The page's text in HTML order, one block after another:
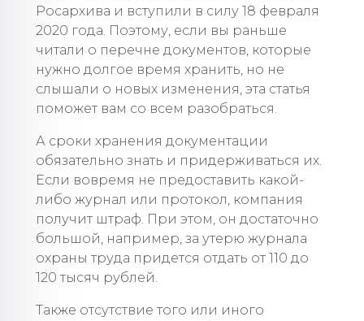
Росархива и вступили в силу 18 февраля
2020 года. Поэтому, если вы раньше
читали о перечне документов, которые
нужно долгое время хранить, но не
слышали о новых изменения, эта статья
поможет вам со всем разобраться.
А сроки хранения документации
обязательно знать и придерживаться их.
Если вовремя не предоставить какой-
либо журнал или протокол, компания
получит штраф. При этом, он достаточно
большой, например, за утерю журнала
охраны труда придется отдать от 110 до
120 тысяч рублей.
Также отсутствие того или иного